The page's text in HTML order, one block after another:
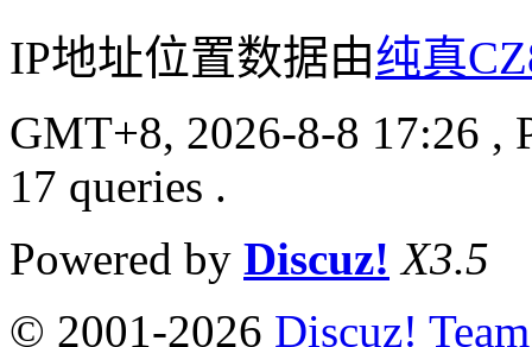
IP地址位置数据由纯真
GMT+8, 2026-8-8 17:26 ,
17 queries .
Powered by Discuz! X3.5
© 2001-2026 Discuz! Team